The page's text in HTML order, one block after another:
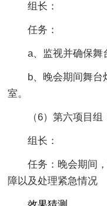
组长：
任务：
a、监视并确保舞
b、晚会期间舞台
室。
（6）第六项目组
组长：
任务：晚会期间，
障以及处理紧急情况